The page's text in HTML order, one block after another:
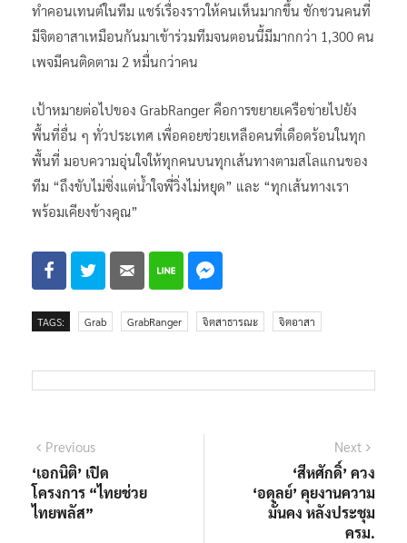
ทำคอนเทนต์ในทีม แชร์เรื่องราวให้คนเห็นมากขึ้น ชักชวนคนที่
มีจิตอาสาเหมือนกันมาเข้าร่วมทีมจนตอนนี้มีมากกว่า 1,300 คน
เพจมีคนติดตาม 2 หมื่นกว่าคน
เป้าหมายต่อไปของ GrabRanger คือการขยายเครือข่ายไปยัง
พื้นที่อื่น ๆ ทั่วประเทศ เพื่อคอยช่วยเหลือคนที่เดือดร้อนในทุก
พื้นที่ มอบความอุ่นใจให้ทุกคนบนทุกเส้นทางตามสโลแกนของ
ทีม “ถึงขับไม่ซิ่งแต่น้ำใจพี่วิ่งไม่หยุด” และ “ทุกเส้นทางเรา
พร้อมเคียงข้างคุณ”
TAGS: Grab GrabRanger จิตสาธารณะ จิตอาสา
แนะแนว
เรื่อง
PreviousPrevious
post:
‘เอกนิติ’ เปิด
โครงการ “ไทยช่วย
ไทยพลัส”
Next
‘สีหศักดิ์’ ควง
‘อดุลย์’ คุยงานความ
มั่นคง หลังประชุม
ครม.